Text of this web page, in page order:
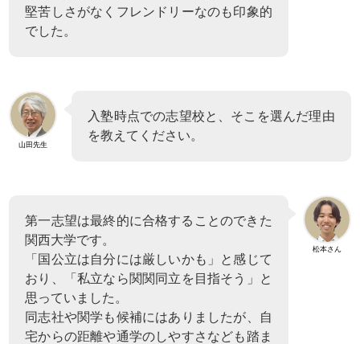
堅苦しさがなくフレンドリーなのも印象的
でした。
山田先生
入塾時点での志望校と、そこを選んだ理由
を教えてください。
松本さん
第一志望は最終的に合格することのできた
関西大学です。
「国公立は自分には厳しいかも」と感じて
おり、「私立なら関関同立を目指そう」と
思っていました。
同志社や関学も候補にはありましたが、自
宅からの距離や通学のしやすさなども踏ま